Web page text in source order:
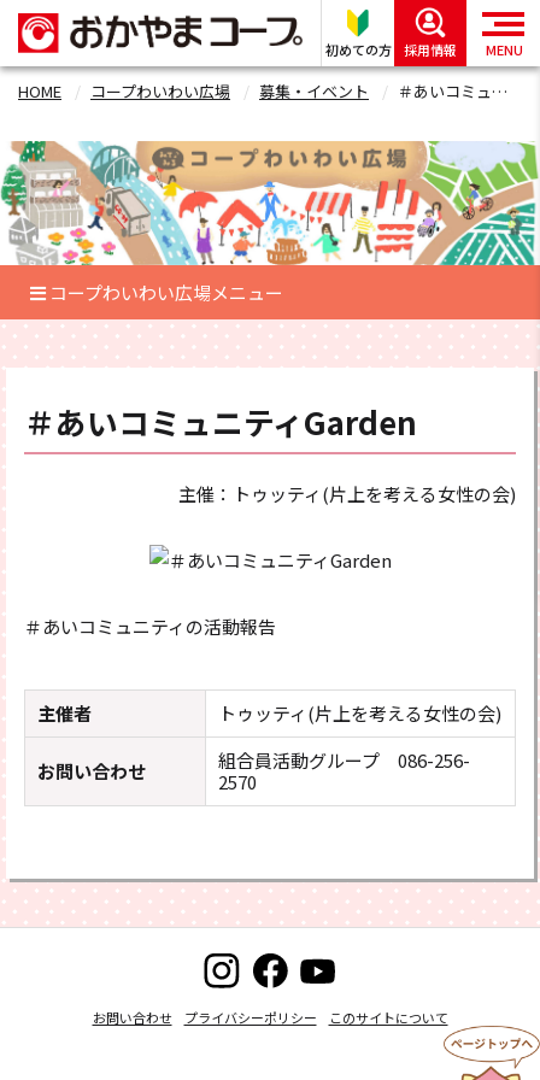
初めての方 採用情報 MENU
HOME コープわいわい広場 募集・イベント ＃あいコミュニティGardenフォーム
コープわいわい広場メニュー
＃あいコミュニティGarden
主催：トゥッティ(片上を考える女性の会)
＃あいコミュニティの活動報告
主催者 トゥッティ(片上を考える女性の会)
お問い合わせ
組合員活動グループ 086-256-
2570
お問い合わせ プライバシーポリシー このサイトについて